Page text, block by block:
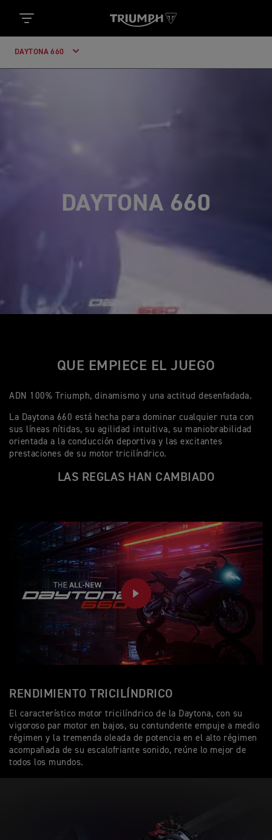
DAYTONA 660
DAYTONA 660
QUE EMPIECE EL JUEGO
ADN 100% Triumph, dinamismo y una actitud desenfadada.
La Daytona 660 está hecha para dominar cualquier ruta con
sus líneas nítidas, su agilidad intuitiva, su maniobrabilidad
orientada a la conducción deportiva y las excitantes
prestaciones de su motor tricilíndrico.
LAS REGLAS HAN CAMBIADO
PLAY
RENDIMIENTO TRICILÍNDRICO
El característico motor tricilíndrico de la Daytona, con su
vigoroso par motor en bajos, su contundente empuje a medio
régimen y la tremenda oleada de potencia en el alto régimen
acompañada de su escalofriante sonido, reúne lo mejor de
todos los mundos.